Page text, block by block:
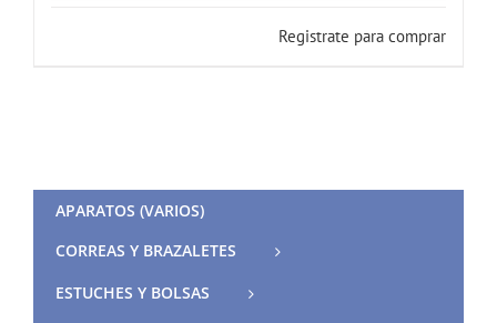
Registrate para comprar
APARATOS (VARIOS)
CORREAS Y BRAZALETES
ESTUCHES Y BOLSAS